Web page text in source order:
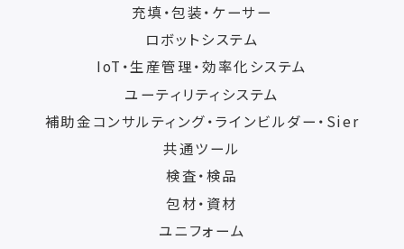
充填・包装・ケーサー
ロボットシステム
IoT・生産管理・効率化システム
ユーティリティシステム
補助金コンサルティング・ラインビルダー・Sier
共通ツール
検査・検品
包材・資材
ユニフォーム